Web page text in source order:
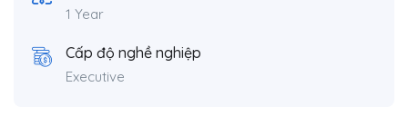
1 Year
Cấp độ nghề nghiệp
Executive